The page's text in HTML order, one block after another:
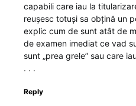
capabili care iau la
reușesc totuși sa obțină un
explic cum de sunt atât de
de examen imediat ce vad
sunt „prea grele” sau care
. . .
Reply